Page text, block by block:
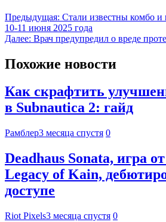
Предыдущая: Стали известны комбо
10-11 июня 2025 года
Далее: Врач предупредил о вреде
Похожие новости
Как скрафтить
в Subnautica 2: гайд
Рамблер3 месяца спустя 0
Deadhaus Sonata, игра
Legacy of Kain,
доступе
Riot Pixels3 месяца спустя 0